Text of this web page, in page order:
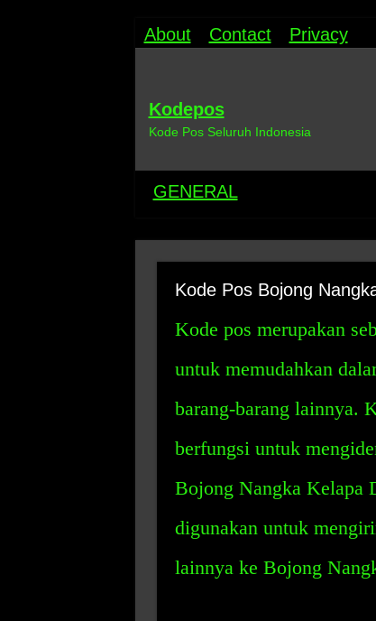
About Contact Privacy
Kodepos
Kode Pos Seluruh Indonesia
GENERAL
Kode Pos Bojong
Kode pos merupakan
untuk memudahkan
barang-barang lainnya.
berfungsi untuk
Bojong Nangka Kelapa
digunakan untuk
lainnya ke Bojong